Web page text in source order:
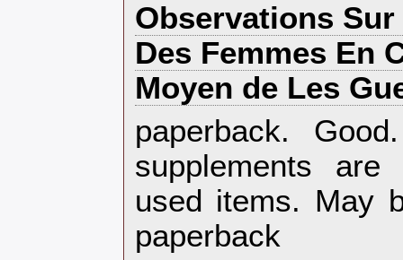
‎Observations
Des Femmes En
Moyen de Les
‎paperback.
supplements
used items. May
paperback‎